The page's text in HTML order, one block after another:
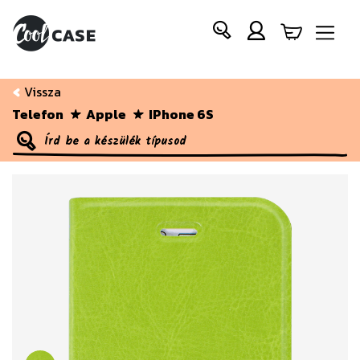
Vissza
Telefon
Apple IPhone 6S